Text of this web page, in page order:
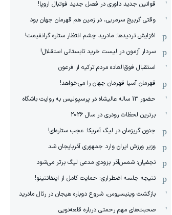
قوانین جدید داوری در فصل جدید فوتبال اروپا!
وقتی گربیج سرمربی، در زمین هم قهرمان جهان بود
افزایش تردیدها: مادرید چشم انتظار ستاره گرانقیمت!
سردار آزمون در لیست خرید تابستانی استقلال!
استقبال فوق‌‌العاده مردم ترکیه از فرعون
قهرمان آسیا قهرمان جهان را می‌خواهد!
حضور 13 ساله عالیشاه در پرسپولیس به روایت باشگاه
برترین لحظات رودری در سال 2026
جنون گریزمان در لیگ آمریکا: عجب ستاره‌ای!
وزیر ورزش ایران وارد جمهوری آذربایجان شد
نجفیان: شمس‌آذر بزودی مدعی لیگ برتر می‌شود
نتیجه جلسه اضطراری: حمایت کامل از اینفانتینو!
بازگشت وینیسیوس، شروع دوباره هیجان در رئال مادرید
صحبت‌های مهم رحمتی درباره قلعه‌نویی